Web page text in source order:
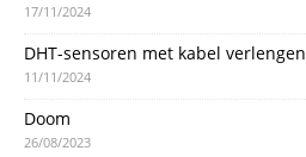
17/11/2024
DHT-sensoren met kabel verlengen
11/11/2024
Doom
26/08/2023